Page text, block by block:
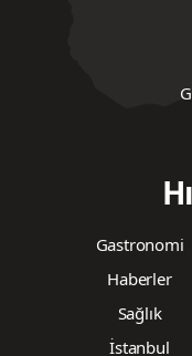
Gastronomi
Haberler
Sağlık
İstanbul